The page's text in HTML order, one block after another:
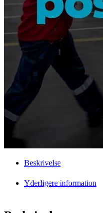
Beskrivelse
Yderligere information